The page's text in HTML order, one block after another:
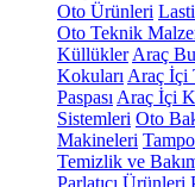
Oto Ürünleri
Oto Teknik
Küllükler Araç
Kokuları Araç İçi
Paspası Araç İçi
Sistemleri Oto
Makineleri
Temizlik ve
Parlatıcı Ürünleri